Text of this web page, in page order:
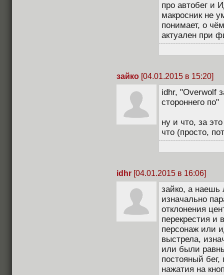
про автобег и
макросник не
понимает, о
актуален при
зайко [04.01.2015 в 15:20]
idhr, "Overwolf
стороннего по"
ну и что, за
что (просто,
idhr [04.01.2015 в 16:06]
зайко, а наешь
изначально
отклонения
перекрестия и
персонаж или
выстрела,
или были
постояный бег,
нажатия на